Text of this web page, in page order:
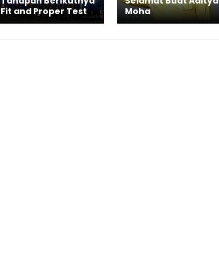
Fit and Proper Test
Moha